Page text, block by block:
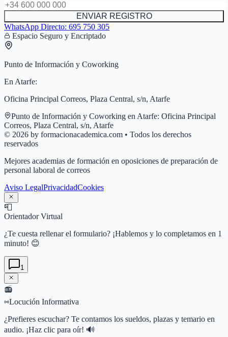
ENVIAR REGISTRO
WhatsApp Directo: 695 750 305
Espacio Seguro y Encriptado
Punto de Información y Coworking
En Atarfe:
Oficina Principal Correos, Plaza Central, s/n, Atarfe
Punto de Información y Coworking en Atarfe: Oficina Principal
Correos, Plaza Central, s/n, Atarfe
© 2026 by formacionacademica.com • Todos los derechos
reservados
Mejores academias de formación en oposiciones de preparación de
personal laboral de correos
Aviso LegalPrivacidadCookies
📮
Orientador Virtual
¿Te cuesta rellenar el formulario? ¡Hablemos y lo completamos en 1
minuto! 😊
1
📻
Locución Informativa
¿Prefieres escuchar? Te contamos los sueldos, plazas y temario en
audio. ¡Haz clic para oír! 🔊